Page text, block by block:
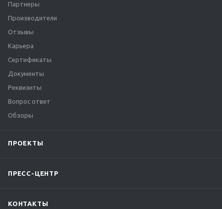
Партнеры
Производители
Отзывы
Карьера
Сертификаты
Документы
Реквизиты
Вопрос ответ
Обзоры
ПРОЕКТЫ
ПРЕСС-ЦЕНТР
КОНТАКТЫ